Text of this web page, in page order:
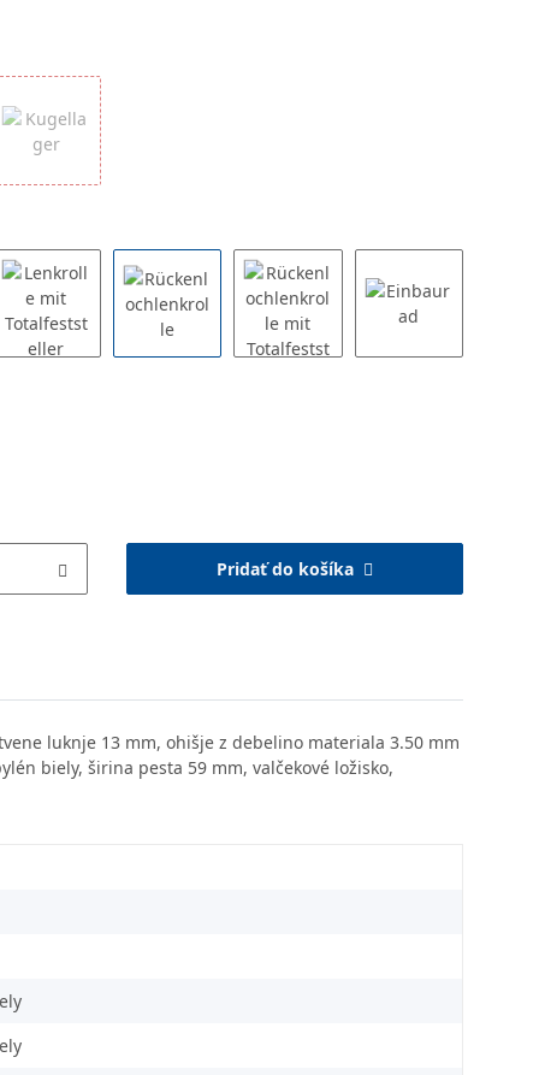
Pridať do košíka
luknje 13 mm, ohišje z debelino materiala 3.50 mm
biely, širina pesta 59 mm, valčekové ložisko,